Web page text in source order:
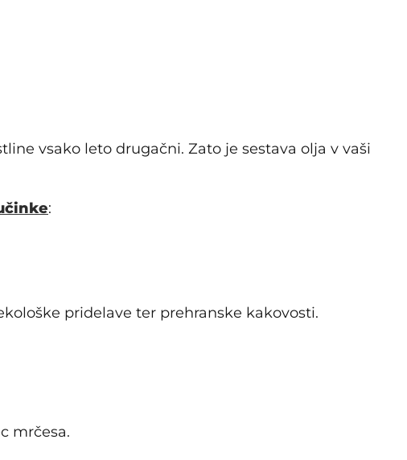
vsako leto drugačni. Zato je sestava olja v vaši
:
pridelave ter prehranske kakovosti.
mrčesa.